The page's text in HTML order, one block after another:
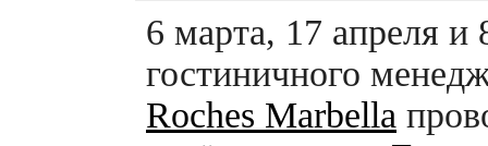
6 марта, 17 апреля и
гостиничного
Roches Marbella